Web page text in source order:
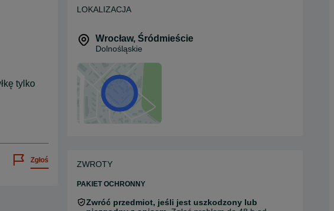
tylko
Zgłoś
LOKALIZACJA
Wrocław, Śródmieście
Dolnośląskie
ZWROTY
PAKIET OCHRONNY
Zwróć przedmiot, jeśli jest uszkodzony lub